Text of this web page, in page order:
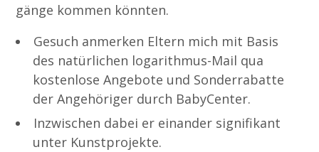
gänge kommen könnten.
Gesuch anmerken Eltern mich mit Basis
des natürlichen logarithmus-Mail qua
kostenlose Angebote und Sonderrabatte
der Angehöriger durch BabyCenter.
Inzwischen dabei er einander signifikant
unter Kunstprojekte.